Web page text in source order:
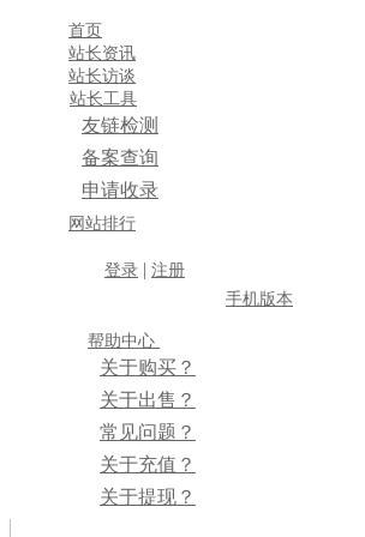
首页
站长资讯
站长访谈
站长工具
友链检测
备案查询
申请收录
网站排行
登录 | 注册
帮助中心
关于购买？
关于出售？
常见问题？
关于充值？
关于提现？
手机版本
×